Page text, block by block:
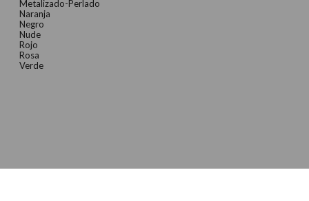
Metalizado-Perlado
Naranja
Negro
Nude
Rojo
Rosa
Verde